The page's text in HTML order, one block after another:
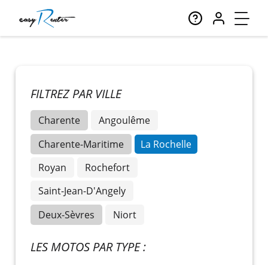
FILTREZ PAR VILLE
Charente
Angoulême
Charente-Maritime
La Rochelle
Royan
Rochefort
Saint-Jean-D'Angely
Deux-Sèvres
Niort
LES MOTOS PAR TYPE :